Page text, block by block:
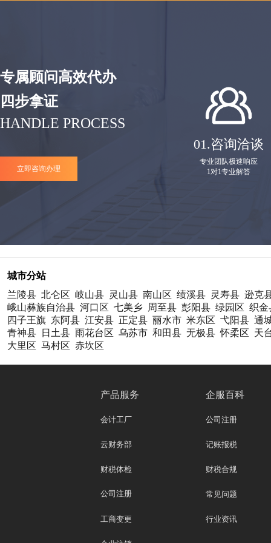
专属顾问高效代办
四步拿证
HANDLE PROCESS
立即咨询办理
01.咨询洽谈
专业团队极速响应
1对1专业解答
城市分站
兰陵县 北仑区 岐山县 灵山县 南山区 绩溪县 灵寿县 逊克
峨山彝族自治县 河口区 七美乡 周至县 彭阳县 绿园区 织金
四子王旗 东阿县 江安县 正定县 丽水市 米东区 弋阳县 通
青神县
日土县 雨花台区 乌苏市 和田县 无极县 怀柔区 天
大里区 马村区 赤坎区
产品服务
会计工厂
云财务部
财税体检
公司注册
工商变更
企服百科
公司注册
记账报税
财税合规
常见问题
行业资讯